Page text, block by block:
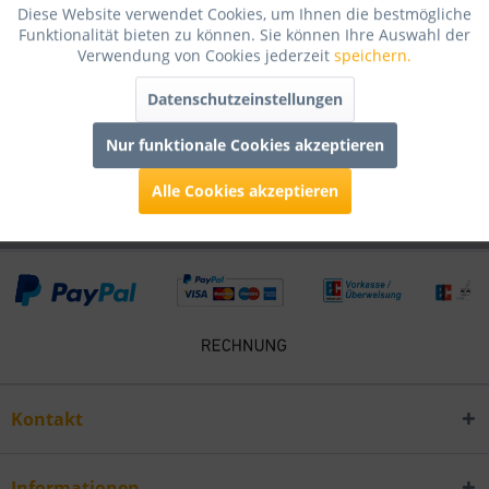
Bewertungen lesen, schreiben und diskutieren... mehr
Infos zum Hersteller
Folgende Infos zum Hersteller sind verfübar......mehr
Kunden kauften auch
Kontakt
Diese Website verwendet Cookies, um Ihnen die bestmögliche
Funktionalität bieten zu können. Sie können Ihre Auswahl der
Verwendung von Cookies jederzeit speichern.
Datenschutzeinstellungen
Nur funktionale Cookies akzeptieren
Alle Cookies akzeptieren